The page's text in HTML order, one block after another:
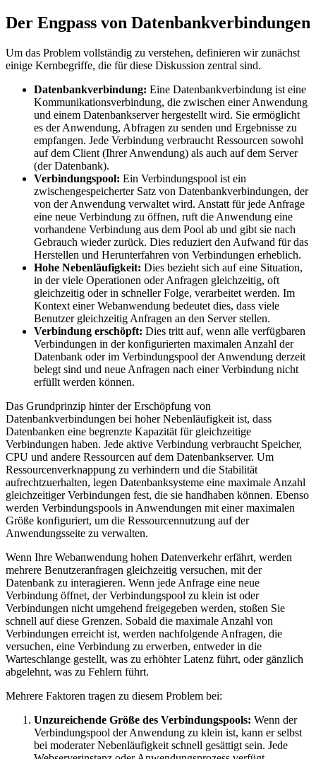
Der Engpass von Datenbankverbindungen
Um das Problem vollständig zu verstehen, definieren wir zunächst
einige Kernbegriffe, die für diese Diskussion zentral sind.
Datenbankverbindung: Eine Datenbankverbindung ist eine
Kommunikationsverbindung, die zwischen einer Anwendung
und einem Datenbankserver hergestellt wird. Sie ermöglicht
es der Anwendung, Abfragen zu senden und Ergebnisse zu
empfangen. Jede Verbindung verbraucht Ressourcen sowohl
auf dem Client (Ihrer Anwendung) als auch auf dem Server
(der Datenbank).
Verbindungspool: Ein Verbindungspool ist ein
zwischengespeicherter Satz von Datenbankverbindungen, der
von der Anwendung verwaltet wird. Anstatt für jede Anfrage
eine neue Verbindung zu öffnen, ruft die Anwendung eine
vorhandene Verbindung aus dem Pool ab und gibt sie nach
Gebrauch wieder zurück. Dies reduziert den Aufwand für das
Herstellen und Herunterfahren von Verbindungen erheblich.
Hohe Nebenläufigkeit: Dies bezieht sich auf eine Situation,
in der viele Operationen oder Anfragen gleichzeitig, oft
gleichzeitig oder in schneller Folge, verarbeitet werden. Im
Kontext einer Webanwendung bedeutet dies, dass viele
Benutzer gleichzeitig Anfragen an den Server stellen.
Verbindung erschöpft: Dies tritt auf, wenn alle verfügbaren
Verbindungen in der konfigurierten maximalen Anzahl der
Datenbank oder im Verbindungspool der Anwendung derzeit
belegt sind und neue Anfragen nach einer Verbindung nicht
erfüllt werden können.
Das Grundprinzip hinter der Erschöpfung von
Datenbankverbindungen bei hoher Nebenläufigkeit ist, dass
Datenbanken eine begrenzte Kapazität für gleichzeitige
Verbindungen haben. Jede aktive Verbindung verbraucht Speicher,
CPU und andere Ressourcen auf dem Datenbankserver. Um
Ressourcenverknappung zu verhindern und die Stabilität
aufrechtzuerhalten, legen Datenbanksysteme eine maximale Anzahl
gleichzeitiger Verbindungen fest, die sie handhaben können. Ebenso
werden Verbindungspools in Anwendungen mit einer maximalen
Größe konfiguriert, um die Ressourcennutzung auf der
Anwendungsseite zu verwalten.
Wenn Ihre Webanwendung hohen Datenverkehr erfährt, werden
mehrere Benutzeranfragen gleichzeitig versuchen, mit der
Datenbank zu interagieren. Wenn jede Anfrage eine neue
Verbindung öffnet, der Verbindungspool zu klein ist oder
Verbindungen nicht umgehend freigegeben werden, stoßen Sie
schnell auf diese Grenzen. Sobald die maximale Anzahl von
Verbindungen erreicht ist, werden nachfolgende Anfragen, die
versuchen, eine Verbindung zu erwerben, entweder in die
Warteschlange gestellt, was zu erhöhter Latenz führt, oder gänzlich
abgelehnt, was zu Fehlern führt.
Mehrere Faktoren tragen zu diesem Problem bei:
Unzureichende Größe des Verbindungspools: Wenn der
Verbindungspool der Anwendung zu klein ist, kann er selbst
bei moderater Nebenläufigkeit schnell gesättigt sein. Jede